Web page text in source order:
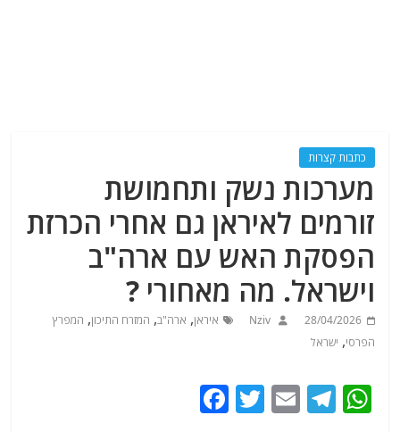
כתבות קצרות
מערכות נשק ותחמושת
זורמים לאיראן גם אחרי הכרזת
הפסקת האש עם ארה"ב
וישראל. מה מאחורי ?
28/04/2026
Nziv איראן, ארה"ב, המזרח התיכון, המפרץ
הפרסי, ישראל
W
T
E
T